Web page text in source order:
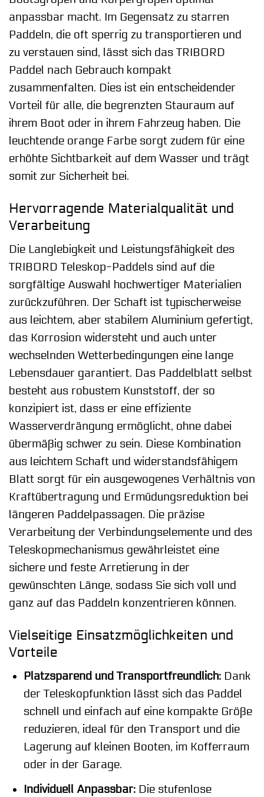
anpassbar macht. Im Gegensatz zu starren
Paddeln, die oft sperrig zu transportieren und
zu verstauen sind, lässt sich das TRIBORD
Paddel nach Gebrauch kompakt
zusammenfalten. Dies ist ein entscheidender
Vorteil für alle, die begrenzten Stauraum auf
ihrem Boot oder in ihrem Fahrzeug haben. Die
leuchtende orange Farbe sorgt zudem für eine
erhöhte Sichtbarkeit auf dem Wasser und trägt
somit zur Sicherheit bei.
Hervorragende Materialqualität und
Verarbeitung
Die Langlebigkeit und Leistungsfähigkeit des
TRIBORD Teleskop-Paddels sind auf die
sorgfältige Auswahl hochwertiger Materialien
zurückzuführen. Der Schaft ist typischerweise
aus leichtem, aber stabilem Aluminium gefertigt,
das Korrosion widersteht und auch unter
wechselnden Wetterbedingungen eine lange
Lebensdauer garantiert. Das Paddelblatt selbst
besteht aus robustem Kunststoff, der so
konzipiert ist, dass er eine effiziente
Wasserverdrängung ermöglicht, ohne dabei
übermäßig schwer zu sein. Diese Kombination
aus leichtem Schaft und widerstandsfähigem
Blatt sorgt für ein ausgewogenes Verhältnis von
Kraftübertragung und Ermüdungsreduktion bei
längeren Paddelpassagen. Die präzise
Verarbeitung der Verbindungselemente und des
Teleskopmechanismus gewährleistet eine
sichere und feste Arretierung in der
gewünschten Länge, sodass Sie sich voll und
ganz auf das Paddeln konzentrieren können.
Vielseitige Einsatzmöglichkeiten und
Vorteile
Platzsparend und Transportfreundlich:Dank
der Teleskopfunktion lässt sich das Paddel
schnell und einfach auf eine kompakte Größe
reduzieren, ideal für den Transport und die
Lagerung auf kleinen Booten, im Kofferraum
oder in der Garage.
Individuell Anpassbar:Die stufenlose